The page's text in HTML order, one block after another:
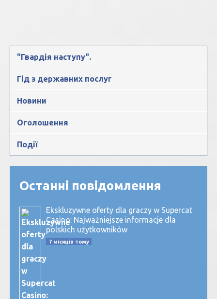
"Гвардія наступу".
Гід з державних послуг
Новини
Оголошення
Події
Останні повідомлення
Ekskluzywne oferty dla graczy w Supercat
Casino: Najważniejsze informacje dla
polskich użytkowników
7 місяців тому